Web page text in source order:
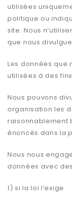
utilisées
politique ou
site. Nous
que nous
Les données que
utilisées à des
Nous pouvons
organisation les
raisonnablement
énoncés dans la
Nous nous
données avec
1) si la loi l’exige